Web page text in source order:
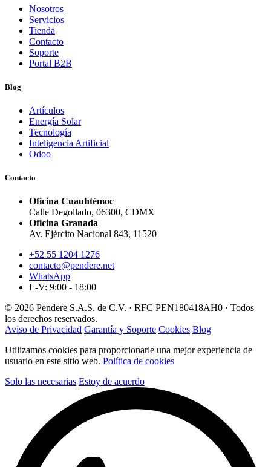
Nosotros
Servicios
Tienda
Contacto
Soporte
Portal B2B
Blog
Artículos
Energía Solar
Tecnología
Inteligencia Artificial
Odoo
Contacto
Oficina Cuauhtémoc
Calle Degollado, 06300, CDMX
Oficina Granada
Av. Ejército Nacional 843, 11520
+52 55 1204 1276
contacto@pendere.net
WhatsApp
L-V: 9:00 - 18:00
© 2026 Pendere S.A.S. de C.V. · RFC PEN180418AH0 · Todos
los derechos reservados.
Aviso de Privacidad Garantía y Soporte Cookies Blog
Utilizamos cookies para proporcionarle una mejor experiencia de
usuario en este sitio web. Política de cookies
Solo las necesarias Estoy de acuerdo